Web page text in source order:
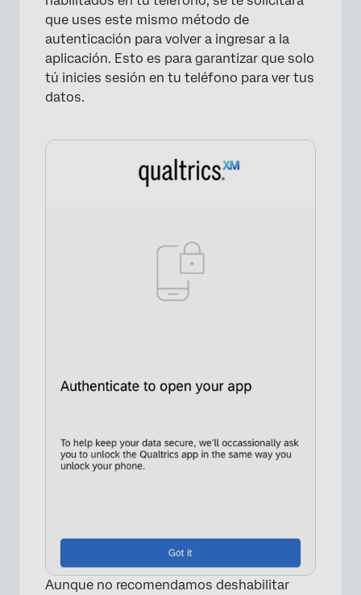
que uses este mismo método de
autenticación para volver a ingresar a la
aplicación. Esto es para garantizar que solo
tú inicies sesión en tu teléfono para ver tus
datos.
Aunque no recomendamos deshabilitar